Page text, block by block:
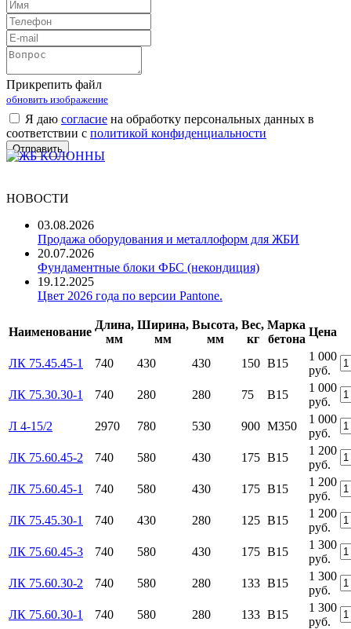
Прикрепить файл
обновить изображение
Я даю согласие на обработку персональных данных в
соответствии с политикой конфиденциальности
НОВОСТИ
03.08.2026
Продажа оборудования и металлоформ для ЖБИ
20.07.2026
Фундаментные блоки ФБС (некондиция)
19.12.2025
Цвет 2026 года по версии Pantone.
Наименование
Длина,
мм
Ширина,
мм
Высота,
мм
Вес,
кг
Марка
бетона
Цена
ЛК 75.45.45-1 740 430 430 150 В15
1 000
руб.
ЛК 75.30.30-1
740 280 280 75 В15
1 000
руб.
Л 4-15/2
2970 780 530 900 М350
1 000
руб.
ЛК 75.60.45-2
740 580 430 175 В15
1 200
руб.
ЛК 75.60.45-1
740 580 430 175 В15
1 200
руб.
ЛК 75.45.30-1
740 430 280 125 В15
1 200
руб.
ЛК 75.60.45-3
740 580 430 175 В15
1 300
руб.
ЛК 75.60.30-2
740 580 280 133 В15
1 300
руб.
ЛК 75.60.30-1
740 580 280 133 В15
1 300
руб.